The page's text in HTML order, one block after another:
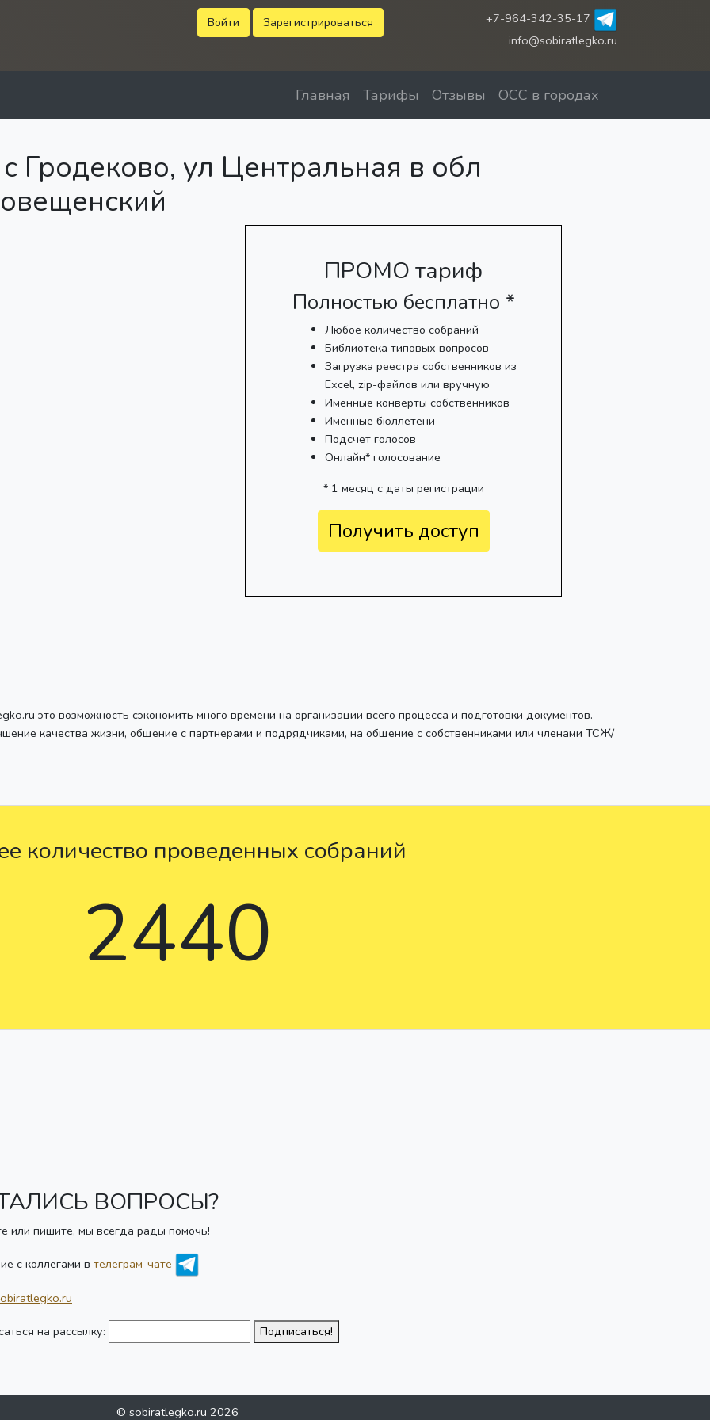
Войти Зарегистрироваться
+7-964-342-35-17
info@sobiratlegko.ru
Главная Тарифы Отзывы ОСС в городах
Гродеково, ул Центральная в обл
ПРОМО тариф
Полностью бесплатно *
Любое количество собраний
Библиотека типовых вопросов
Загрузка реестра собственников из
Excel, zip-файлов или вручную
Именные конверты собственников
Именные бюллетени
Подсчет голосов
Онлайн* голосование
* 1 месяц с даты регистрации
Получить доступ
это возможность сэкономить много времени на организации всего процесса и подготовки документов.
качества жизни, общение с партнерами и подрядчиками, на общение с собственниками или членами ТСЖ/
количество проведенных собраний
2440
ВОПРОСЫ?
или пишите, мы всегда рады помочь!
с коллегами в телеграм-чате
на рассылку: Подписаться!
© sobiratlegko.ru 2026